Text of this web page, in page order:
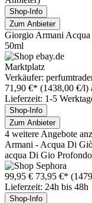
Shop-Info
Zum Anbieter
Giorgio Armani
50ml
Marktplatz
Verkäufer:
71,90 €* (1438,00 €/l)
Lieferzeit: 1-5
Shop-Info
Zum Anbieter
4 weitere Angebote
Armani - Acqua Di
acqua Di Gio
99,95 € 73,95 €*
Lieferzeit: 24h bis 48h
Shop-Info